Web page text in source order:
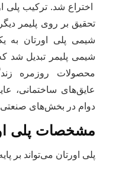
اختراع شد. ترکیب پلی
تحقیق بر روی پلیمر
شیمی پلی اورتان به
شیمی پلیمر تبدیل شد
محصولات روزمره
عایق‌های ساختمانی،
دوام در بخش‌های
مشخصات پلی
پلی اورتان می‌تواند بر